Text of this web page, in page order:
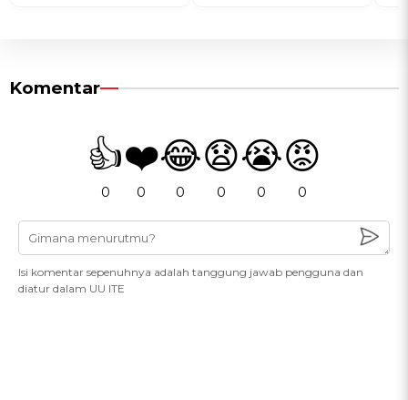
Komentar
👍
0
❤️
0
😂
0
😧
0
😭
0
😡
0
Isi komentar sepenuhnya adalah tanggung jawab pengguna dan
diatur dalam UU ITE